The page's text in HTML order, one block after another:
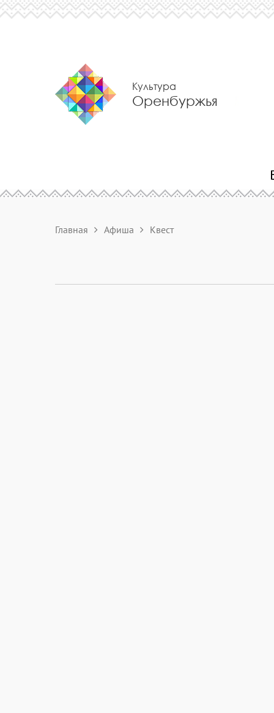
Культура
Оренбуржья
Главная Афиша Квест